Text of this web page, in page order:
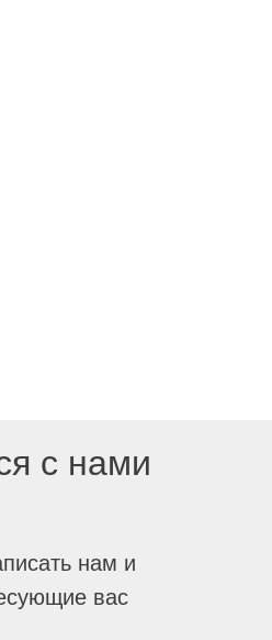
с нами
нам и
вас